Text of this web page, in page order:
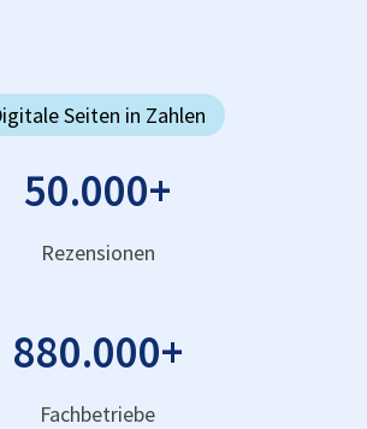
Seiten in Zahlen
50.000+
Rezensionen
880.000+
Fachbetriebe